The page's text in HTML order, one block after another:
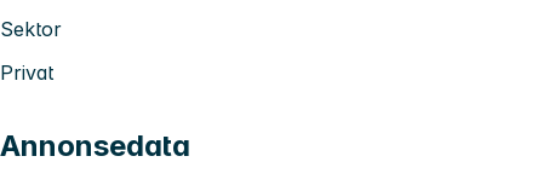
Sektor
Privat
Annonsedata